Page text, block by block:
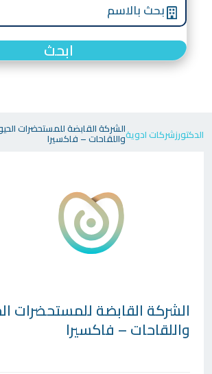
ابحث
الدكتورزشركات ادويةالشركة القابضة للمستحضرات
واللقاحات – فاكسيرا
الشركة القابضة للمستحضرات
واللقاحات – فاكسيرا